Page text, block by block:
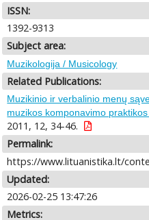
ISSN:
1392-9313
Subject area:
Muzikologija / Musicology
Related Publications:
Muzikinio ir verbalinio menų
muzikos komponavimo
2011, 12, 34-46.
Permalink:
https://www.lituanistika.lt/
Updated:
2026-02-25 13:47:26
Metrics: